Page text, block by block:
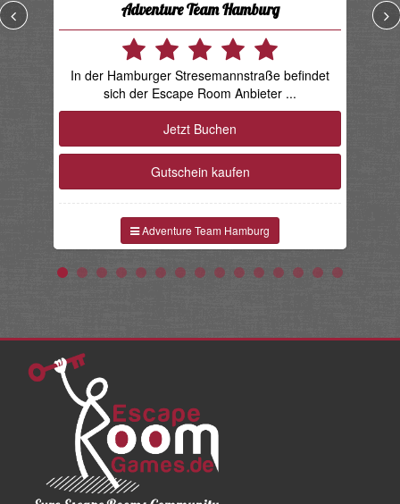
Adventure Team Hamburg
In der Hamburger Stresemannstraße befindet
sich der Escape Room Anbieter ...
Jetzt Buchen
Gutschein kaufen
Adventure Team Hamburg